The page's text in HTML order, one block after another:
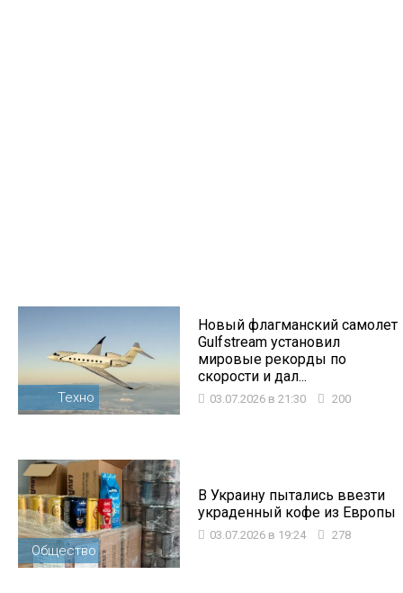
Техно
Новый флагманский самолет
Gulfstream установил
мировые рекорды по
скорости и дал...
03.07.2026 в 21:30 200
Общество
В Украину пытались ввезти
украденный кофе из Европы
03.07.2026 в 19:24 278